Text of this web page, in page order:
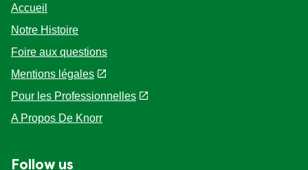
Accueil
Notre Histoire
Foire aux questions
Mentions légales
Pour les Professionnelles
A Propos De Knorr
Follow us